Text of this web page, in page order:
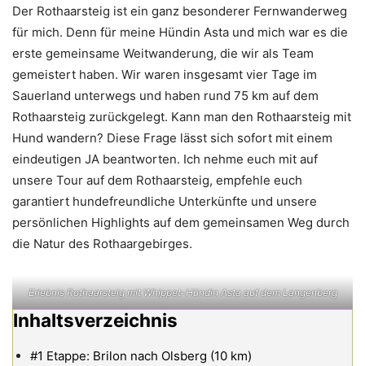
Der Rothaarsteig ist ein ganz besonderer Fernwanderweg
für mich. Denn für meine Hündin Asta und mich war es die
erste gemeinsame Weitwanderung, die wir als Team
gemeistert haben. Wir waren insgesamt vier Tage im
Sauerland unterwegs und haben rund 75 km auf dem
Rothaarsteig zurückgelegt. Kann man den Rothaarsteig mit
Hund wandern? Diese Frage lässt sich sofort mit einem
eindeutigen JA beantworten. Ich nehme euch mit auf
unsere Tour auf dem Rothaarsteig, empfehle euch
garantiert hundefreundliche Unterkünfte und unsere
persönlichen Highlights auf dem gemeinsamen Weg durch
die Natur des Rothaargebirges.
Erlebnis Rothaarsteig mit Whippet-Hündin Asta auf dem Langenberg
Inhaltsverzeichnis
#1 Etappe: Brilon nach Olsberg (10 km)